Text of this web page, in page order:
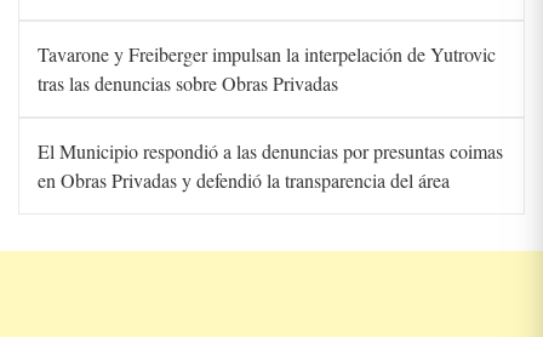
Tavarone y Freiberger impulsan la interpelación de Yutrovic
tras las denuncias sobre Obras Privadas
El Municipio respondió a las denuncias por presuntas coimas
en Obras Privadas y defendió la transparencia del área